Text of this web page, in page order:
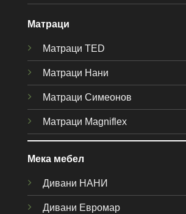
Матраци
Матраци TED
Матраци Нани
Матраци Симеонов
Матраци Magniflex
Мека мебел
Дивани НАНИ
Дивани Евромар